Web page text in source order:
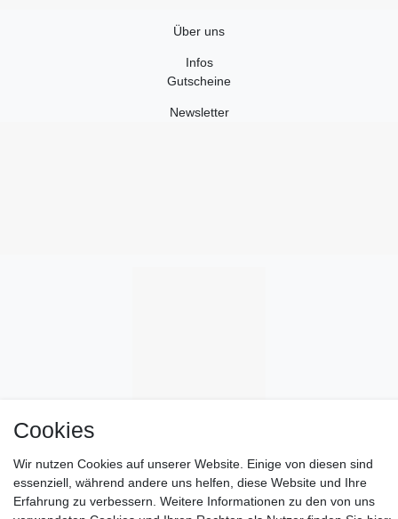
Über uns
Infos
Gutscheine
Newsletter
Cookies
Wir nutzen Cookies auf unserer Website. Einige von diesen sind
essenziell, während andere uns helfen, diese Website und Ihre
Erfahrung zu verbessern. Weitere Informationen zu den von uns